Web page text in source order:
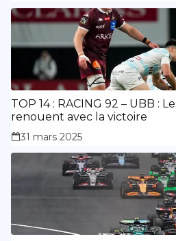
TOP 14 : RACING 92 – UBB :
renouent avec la victoire
31 mars 2025